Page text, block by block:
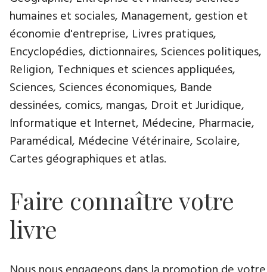
humaines et sociales, Management, gestion et
économie d'entreprise, Livres pratiques,
Encyclopédies, dictionnaires, Sciences politiques,
Religion, Techniques et sciences appliquées,
Sciences, Sciences économiques, Bande
dessinées, comics, mangas, Droit et Juridique,
Informatique et Internet, Médecine, Pharmacie,
Paramédical, Médecine Vétérinaire, Scolaire,
Cartes géographiques et atlas.
Faire connaître votre
livre